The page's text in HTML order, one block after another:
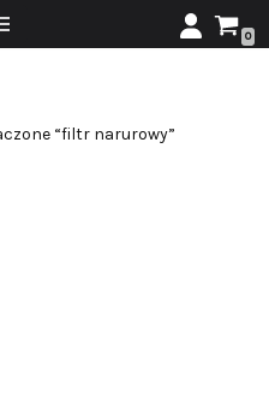
0
“filtr narurowy”